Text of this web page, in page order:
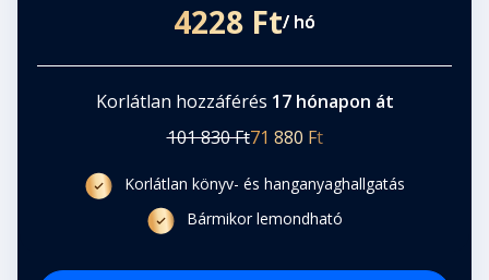
4228 Ft/ hó
Korlátlan hozzáférés 17 hónapon át
101 830 Ft71 880 Ft
Korlátlan könyv- és hanganyaghallgatás
Bármikor lemondható